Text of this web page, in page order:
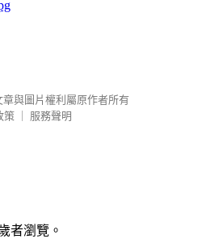
章與圖片權利屬原作者所有
策
服務聲明
者瀏覽。